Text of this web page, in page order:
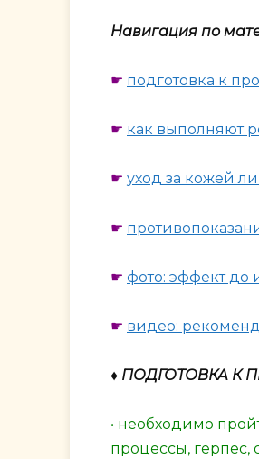
Навигация по
☛ подготовка к
☛ как выполняют
☛ уход за кожей
☛
☛ фото: эффект до
☛ видео:
♦ ПОДГОТОВКА К
• необходимо
процессы,